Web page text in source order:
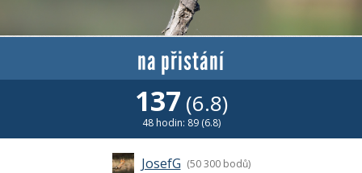
na přistání
137 (6.8)
48 hodin: 89 (6.8)
JosefG (50 300 bodů)